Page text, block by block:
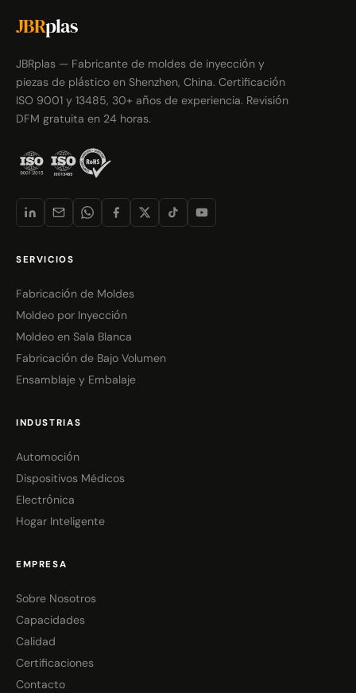
JBRplas
JBRplas — Fabricante de moldes de inyección y
piezas de plástico en Shenzhen, China. Certificación
ISO 9001 y 13485, 30+ años de experiencia. Revisión
DFM gratuita en 24 horas.
SERVICIOS
Fabricación de Moldes
Moldeo por Inyección
Moldeo en Sala Blanca
Fabricación de Bajo Volumen
Ensamblaje y Embalaje
INDUSTRIAS
Automoción
Dispositivos Médicos
Electrónica
Hogar Inteligente
EMPRESA
Sobre Nosotros
Capacidades
Calidad
Certificaciones
Contacto